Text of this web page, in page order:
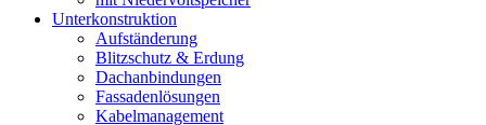
Unterkonstruktion
Aufständerung
Blitzschutz & Erdung
Dachanbindungen
Fassadenlösungen
Kabelmanagement